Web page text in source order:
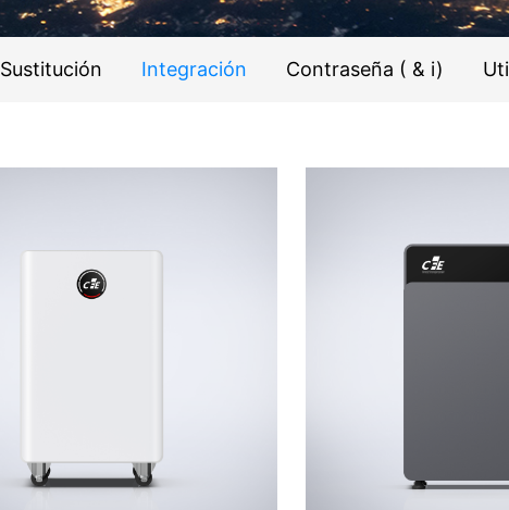
Sustitución Integración Contraseña ( & i)